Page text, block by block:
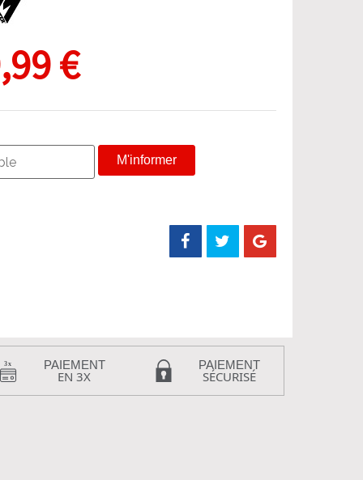
€
M'informer
PAIEMENT
EN 3X
PAIEMENT
SÉCURISÉ